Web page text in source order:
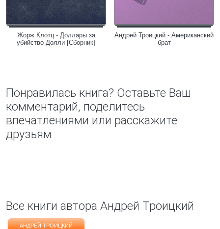
Жорж Клотц - Доллары за
убийство Долли [Сборник]
Андрей Троицкий - Американский
брат
Понравилась книга? Оставьте Ваш
комментарий, поделитесь
впечатлениями или расскажите
друзьям
Все книги автора Андрей Троицкий
АНДРЕЙ ТРОИЦКИЙ